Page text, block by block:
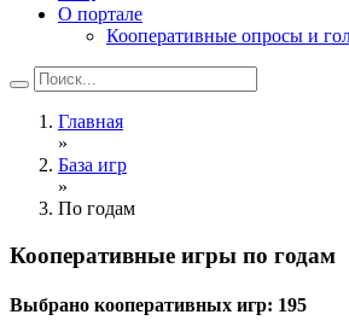
О портале
Кооперативные опросы и
Главная
»
База игр
»
По годам
Кооперативные игры по годам
Выбрано кооперативных игр: 195